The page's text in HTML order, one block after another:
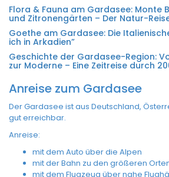
Flora & Fauna am Gardasee: Monte
und Zitronengärten – Der Natur-
Goethe am Gardasee: Die
ich in Arkadien”
Geschichte der Gardasee-Region:
zur Moderne – Eine Zeitreise durch
Anreise zum Gardasee
Der Gardasee ist aus Deutschland,
gut erreichbar.
Anreise:
mit dem Auto über die Alpen
mit der Bahn zu den größeren
mit dem Flugzeug über nahe